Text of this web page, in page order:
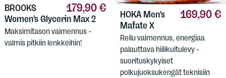
179,90 €
BROOKS
Women's Glycerin Max 2
Maksimitason vaimennus -
valmis pitkiin lenkkeihin!
169,90 €
HOKAMen's
Mafate X
Reilu vaimennus, energiaa
palauttava hiilikuitulevy -
suorituskykyiset
polkujuoksukengät teknisiin